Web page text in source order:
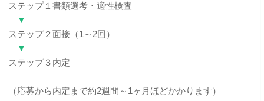
ステップ１書類選考・適性検査
▼
ステップ２面接（1～2回）
▼
ステップ３内定
（応募から内定まで約2週間～1ヶ月ほどかかります）